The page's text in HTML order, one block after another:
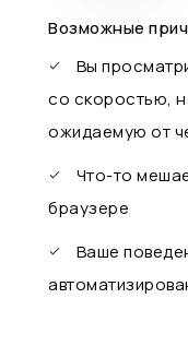
Возможные
Вы
со скоростью,
ожидаемую от
Что-то
браузере
Ваше